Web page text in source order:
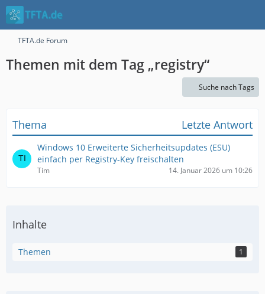
TFTA.de Forum
Themen mit dem Tag „registry“
Suche nach Tags
Thema Letzte Antwort
Windows 10 Erweiterte Sicherheitsupdates (ESU)
einfach per Registry-Key freischalten
Tim 14. Januar 2026 um 10:26
Inhalte
Themen 1